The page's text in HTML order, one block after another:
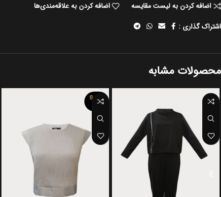
اضافه کردن به لیست مقایسه
اضافه کردن به علاقه‌مندی‌ها
اشتراک گذاری :
محصولات مشابه
SOLD
OUT